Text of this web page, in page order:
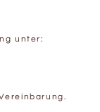
unter: